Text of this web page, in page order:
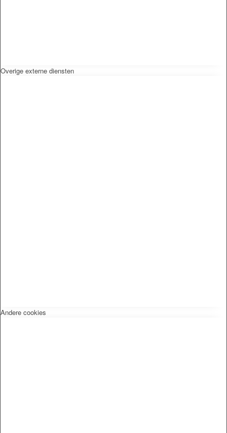
Overige externe diensten
Andere cookies